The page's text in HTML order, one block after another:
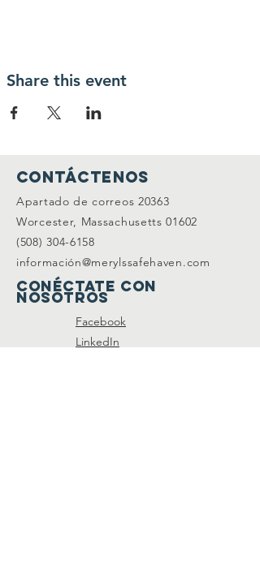
Share this event
Contáctenos
Apartado de correos 20363
Worcester, Massachusetts 01602
(508) 304-6158
información@merylssafehaven.com
Conéctate con
nosotros
Facebook
LinkedIn